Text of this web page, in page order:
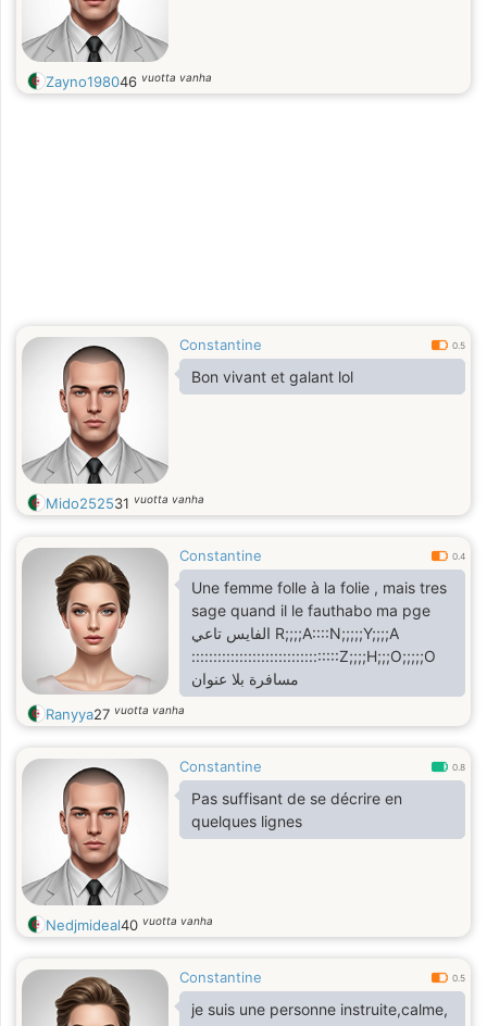
Zayno198046 vuotta vanha
Constantine 0.5
Bon vivant et galant lol
Mido252531 vuotta vanha
Constantine 0.4
Une femme folle à la folie , mais tres
sage quand il le fauthabo ma pge
الفايس تاعي R;;;;A::::N;;;;;Y;;;;A
::::::::::::::::::::::::::::::::::Z;;;;H;;;O;;;;;O
مسافرة بلا عنوان
Ranyya27 vuotta vanha
Constantine 0.8
Pas suffisant de se décrire en
quelques lignes
Nedjmideal40 vuotta vanha
Constantine 0.5
je suis une personne instruite,calme,